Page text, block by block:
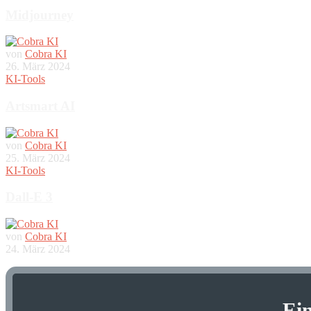
von Cobra KI
26. März 2024
KI-Tools
von Cobra KI
25. März 2024
KI-Tools
von Cobra KI
24. März 2024